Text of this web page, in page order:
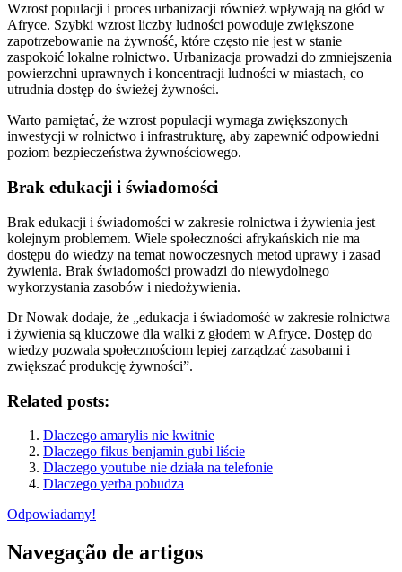
Wzrost populacji i proces urbanizacji również wpływają na głód w
Afryce. Szybki wzrost liczby ludności powoduje zwiększone
zapotrzebowanie na żywność, które często nie jest w stanie
zaspokoić lokalne rolnictwo. Urbanizacja prowadzi do zmniejszenia
powierzchni uprawnych i koncentracji ludności w miastach, co
utrudnia dostęp do świeżej żywności.
Warto pamiętać, że wzrost populacji wymaga zwiększonych
inwestycji w rolnictwo i infrastrukturę, aby zapewnić odpowiedni
poziom bezpieczeństwa żywnościowego.
Brak edukacji i świadomości
Brak edukacji i świadomości w zakresie rolnictwa i żywienia jest
kolejnym problemem. Wiele społeczności afrykańskich nie ma
dostępu do wiedzy na temat nowoczesnych metod uprawy i zasad
żywienia. Brak świadomości prowadzi do niewydolnego
wykorzystania zasobów i niedożywienia.
Dr Nowak dodaje, że „edukacja i świadomość w zakresie rolnictwa
i żywienia są kluczowe dla walki z głodem w Afryce. Dostęp do
wiedzy pozwala społecznościom lepiej zarządzać zasobami i
zwiększać produkcję żywności”.
Related posts:
Dlaczego amarylis nie kwitnie
Dlaczego fikus benjamin gubi liście
Dlaczego youtube nie działa na telefonie
Dlaczego yerba pobudza
Odpowiadamy!
Navegação de artigos